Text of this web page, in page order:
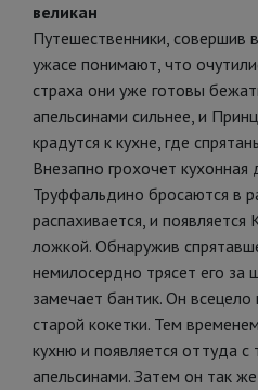
великан
Путешественники, совершив
ужасе понимают, что
страха они уже готовы
апельсинами сильнее, и
крадутся к кухне, где
Внезапно грохочет кухонная
Труффальдино бросаются в
распахивается, и появляется
ложкой. Обнаружив
немилосердно трясет его за
замечает бантик. Он
старой кокетки. Тем
кухню и появляется оттуда
апельсинами. Затем он так